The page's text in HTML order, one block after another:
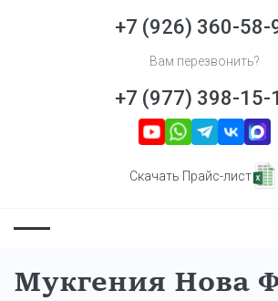
+7 (926) 360-58-
Вам перезвонить?
+7 (977) 398-15-
Скачать Прайс-лист
Мукгения Нова